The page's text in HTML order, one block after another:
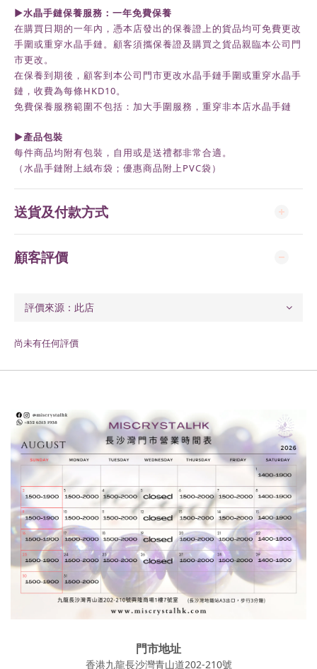
►水晶手鏈保養服務：一年免費保養
在購買日期的一年內， 憑本店發出的保養證上的貨品均可免費更改
手圍或重穿水晶手鏈。顧客須攜保養證及購買之貨品親臨本公司門
市更改。
在保養到期後， 顧客到本公司門市更改水晶手鏈手圍或重穿水晶手
鏈，收費為每條HKD10。
免費保養服務範圍不包括：加大手圍服務，重穿非本店水晶手鏈
►產品包裝
每件商品均附有包裝，自用或是送禮都非常合適。
（水晶手鏈附上絨布袋；優惠商品附上PVC袋）
送貨及付款方式
顧客評價
尚未有任何評價
門市地址
香港九龍長沙灣青山道202-210號